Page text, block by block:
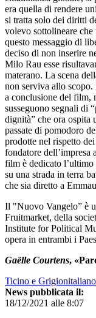
era quella di rendere
si tratta solo dei diritti
volevo sottolineare
questo messaggio di
deciso di non inserire
Milo Rau esse
materano. La scena
non serviva allo
a conclusione del film,
susseguono segnali di
dignità” che ora ospita
passate di pomodoro
prodotte nel rispetto
fondatore dell’impresa
film è dedicato
su una strada in terra
che sia diretto a
Il "Nuovo Vangelo” è
Fruitmarket, della
Institute for Political
opera in entrambi i
Gaëlle Courtens,
Ticino e Grigionitaliano
News pubblicata il:
18/12/2021 alle 8:07